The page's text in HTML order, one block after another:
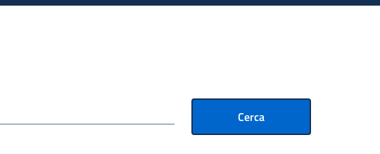
Cerca